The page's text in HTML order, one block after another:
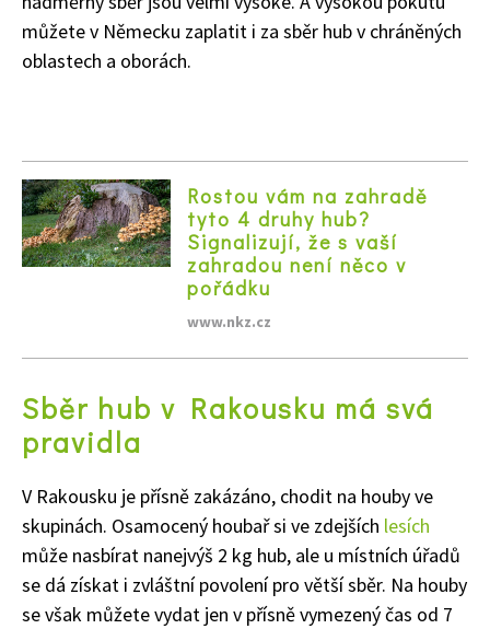
můžete v Německu zaplatit i za sběr hub v chráněných
oblastech a oborách.
Rostou vám na zahradě
tyto 4 druhy hub?
Signalizují, že s vaší
zahradou není něco v
pořádku
www.nkz.cz
Sběr hub v Rakousku má svá
pravidla
V Rakousku je přísně zakázáno, chodit na houby ve
skupinách. Osamocený houbař si ve zdejších lesích
může nasbírat nanejvýš 2 kg hub, ale u místních úřadů
se dá získat i zvláštní povolení pro větší sběr. Na houby
se však můžete vydat jen v přísně vymezený čas od 7